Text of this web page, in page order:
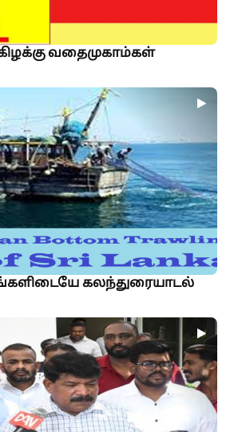
வதைமுகாம்கள்
கலந்துரையாடல்